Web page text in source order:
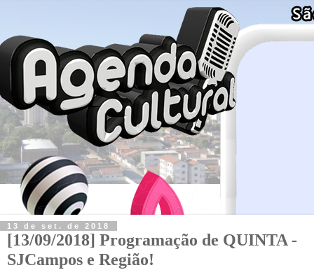
13 de set. de 2018
[13/09/2018] Programação de QUINTA -
SJCampos e Região!